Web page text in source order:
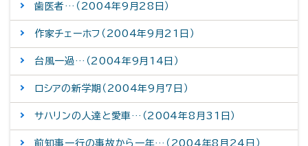
歯医者…（2004年9月28日）
作家チェーホフ（2004年9月21日）
台風一過…（2004年9月14日）
ロシアの新学期（2004年9月7日）
サハリンの人達と愛車…（2004年8月31日）
前知事一行の事故から一年…（2004年8月24日）